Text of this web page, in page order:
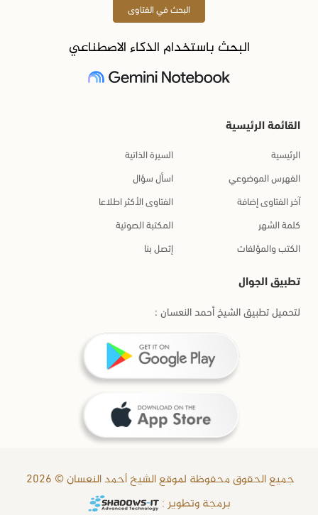
البحث في الفتاوى
البحث باستخدام الذكاء الاصطناعي
القائمة الرئيسية
الرئيسية
السيرة الذاتية
الفهرس الموضوعي
اسأل سؤال
آخر الفتاوى إضافة
الفتاوى الأكثر اطلاعا
كلمة الشهر
المكتبة الصوتية
الكتب والمؤلفات
إتصل بنا
تطبيق الجوال
لتحميل تطبيق الشيخ أحمد النعسان :
جميع الحقوق محفوظة لموقع الشيخ أحمد النعسان © 2026
برمجة وتطوير :